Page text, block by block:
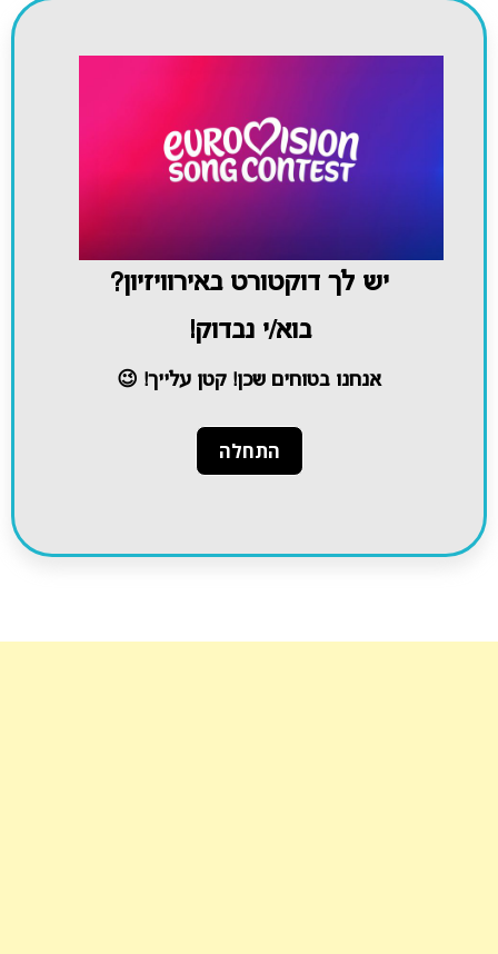
יש לך דוקטורט באירוויזיון?
בוא/י נבדוק!
אנחנו בטוחים שכן! קטן עלייך! 😉